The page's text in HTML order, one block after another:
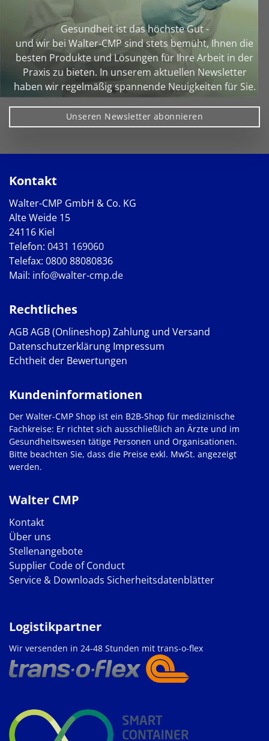
Gesundheit ist das höchste Gut -
und wir bei Walter‑CMP sind stets bemüht, Ihnen die
besten Produkte und Lösungen für Ihre Arbeit in der
Praxis zu bieten. In unserem aktuellen Newsletter
haben wir regelmäßig spannende Neuigkeiten für Sie.
Unseren Newsletter abonnieren
Kontakt
Walter-CMP GmbH & Co. KG
Alte Weide 15
24116 Kiel
Telefon: 0431 169060
Telefax: 0800 88080836
Mail: info@walter-cmp.de
Rechtliches
AGBAGB (Onlineshop) Zahlung und Versand
Datenschutzerklärung Impressum
Echtheit der Bewertungen
Walter CMP
Kontakt
Über uns
Stellenangebote
Supplier Code of Conduct
Service & Downloads Sicherheitsdatenblätter
Kundeninformationen
Der Walter-CMP Shop ist ein B2B-Shop für medizinische
Fachkreise: Er richtet sich ausschließlich an Ärzte und im
Gesundheitswesen tätige Personen und Organisationen.
Bitte beachten Sie, dass die Preise exkl. MwSt. angezeigt
werden.
Logistikpartner
Wir versenden in 24-48 Stunden mit trans-o-flex